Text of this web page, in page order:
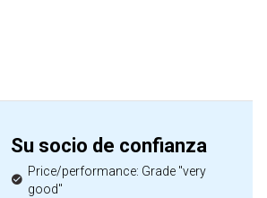
Su socio de confianza
Price/performance: Grade "very
good"